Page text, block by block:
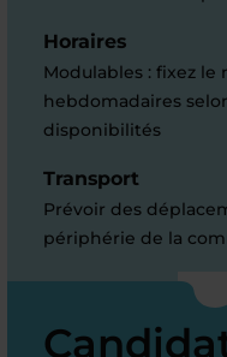
Horaires
Modulables : fixez le
hebdomadaires
disponibilités
Transport
Prévoir des
périphérie de la